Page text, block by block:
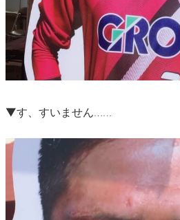
▼す、すいません……